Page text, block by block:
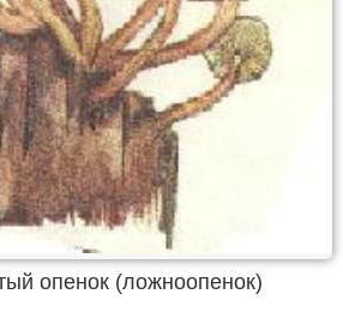
опенок (ложноопенок)